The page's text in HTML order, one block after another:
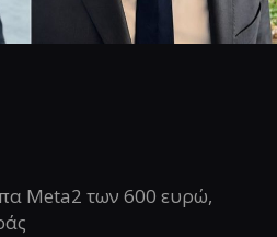
Meta2 των 600 ευρώ,